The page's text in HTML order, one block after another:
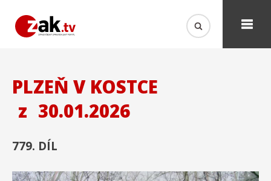
PLZEŇ V KOSTCE
z 30.01.2026
779. DÍL